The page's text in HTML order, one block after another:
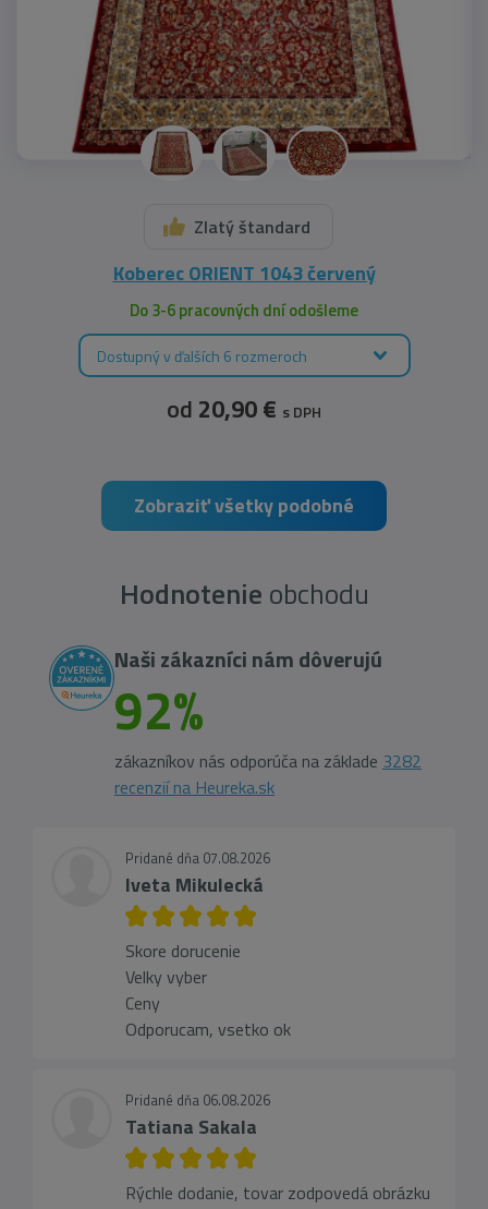
Zlatý štandard
Koberec ORIENT 1043 červený
Do 3-6 pracovných dní odošleme
Dostupný v ďalších 6 rozmeroch
od 20,90 € s DPH
Zobraziť všetky podobné
Hodnotenie obchodu
Naši zákazníci nám dôverujú
92%
zákazníkov nás odporúča na základe 3282
recenzií na Heureka.sk
Pridané dňa 07.08.2026
Iveta Mikulecká
Skore dorucenie
Velky vyber
Ceny
Odporucam, vsetko ok
Pridané dňa 06.08.2026
Tatiana Sakala
Rýchle dodanie, tovar zodpovedá obrázku